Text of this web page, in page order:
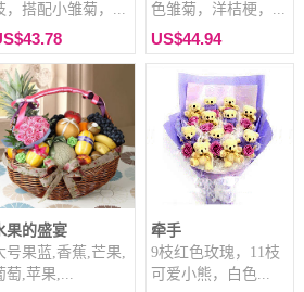
，搭配小雏菊，...
色雏菊，洋桔梗，...
US$44.94
果的盛宴
号果蓝,香蕉,芒果,
萄,苹果,...
牵手
9枝红色玫瑰，11枝
可爱小熊，白色...